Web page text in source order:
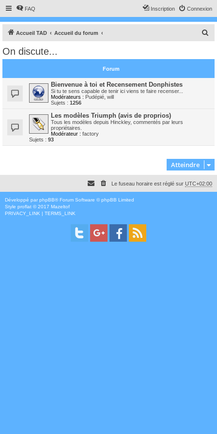
FAQ Connexion
Inscription
Accueil TAD Accueil du forum
e
On discute...
Forum
Bienvenue à toi et Recensement Donphistes
Si tu te sens capable de tenir ici viens te faire recenser...
Modérateurs : Pudépié will
Sujets : 1256
Les modèles Triumph (avis de proprios)
Tous les modèles depuis Hinckley, commentés par leurs
propriétaires.
Modérateur : factory
Sujets : 93
Atteindre
Le fuseau horaire est réglé sur UTC+02:00
Développé par phpBB® Forum Software © phpBB Limited
Style proflat © 2017 Mazeltof
PRIVACY_LINK | TERMS_LINK